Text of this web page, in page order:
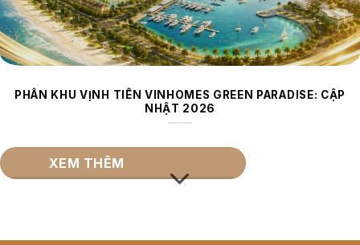
PHÂN KHU VỊNH TIÊN VINHOMES GREEN PARADISE: CẬP
NHẬT 2026
XEM THÊM